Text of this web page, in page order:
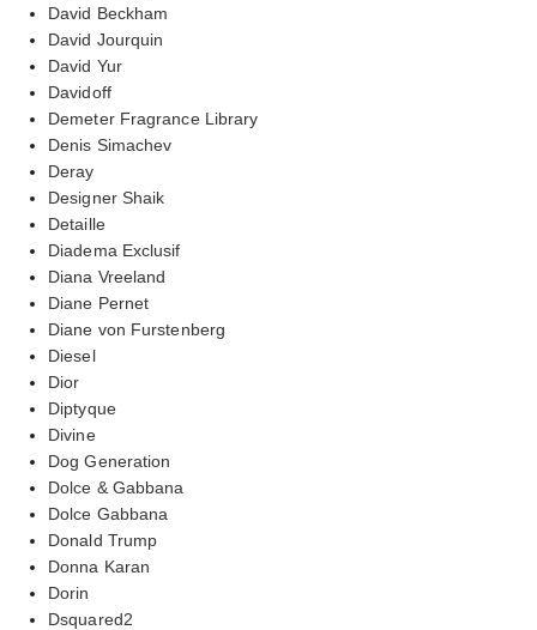
David Beckham
David Jourquin
David Yur
Davidoff
Demeter Fragrance Library
Denis Simachev
Deray
Designer Shaik
Detaille
Diadema Exclusif
Diana Vreeland
Diane Pernet
Diane von Furstenberg
Diesel
Dior
Diptyque
Divine
Dog Generation
Dolce & Gabbana
Dolce Gabbana
Donald Trump
Donna Karan
Dorin
Dsquared2